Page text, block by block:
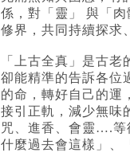
係，對「靈」 與「
修界，共同持續探求
「上古全真」是古
卻能精準的告訴各位
的命，轉好自己的運
接引正軌，減少無味
咒、進香、會靈….等
什麼過去會這樣」、